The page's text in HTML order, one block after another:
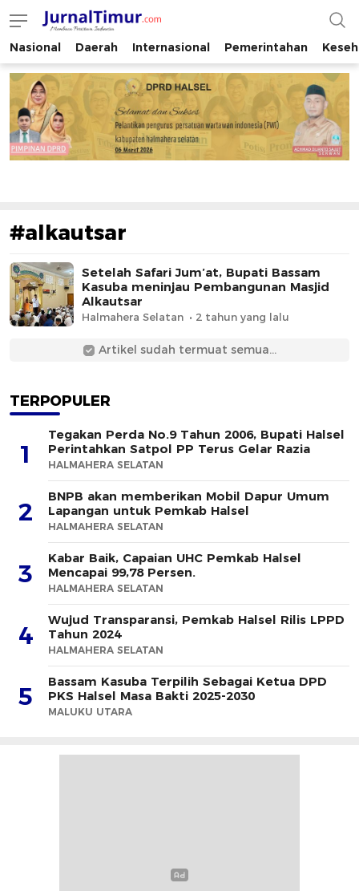
JurnalTimur.com
Membaca Peristiwa Indonesia
Nasional Daerah Internasional Pemerintahan
#alkautsar
Setelah Safari Jum’at, Bupati Bassam
Kasuba meninjau Pembangunan Masjid
Alkautsar
Halmahera Selatan 2 tahun yang lalu
Artikel sudah termuat semua...
TERPOPULER
1
Tegakan Perda No.9 Tahun 2006, Bupati Halsel
Perintahkan Satpol PP Terus Gelar Razia
HALMAHERA SELATAN
2
BNPB akan memberikan Mobil Dapur Umum
Lapangan untuk Pemkab Halsel
HALMAHERA SELATAN
3
Kabar Baik, Capaian UHC Pemkab Halsel
Mencapai 99,78 Persen.
HALMAHERA SELATAN
4
Wujud Transparansi, Pemkab Halsel Rilis LPPD
Tahun 2024
HALMAHERA SELATAN
5
Bassam Kasuba Terpilih Sebagai Ketua DPD
PKS Halsel Masa Bakti 2025-2030
MALUKU UTARA